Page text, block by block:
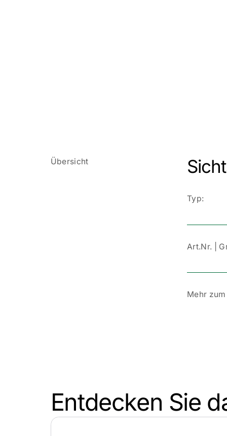
Übersicht
Typ:
Art.Nr. |
Mehr
Design
Entdecken Sie